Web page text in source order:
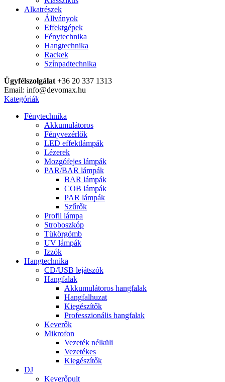
Alkatrészek
Állványok
Effektgépek
Fénytechnika
Hangtechnika
Rackek
Színpadtechnika
Ügyfélszolgálat +36 20 337 1313
Email: info@devomax.hu
Kategóriák
Fénytechnika
Akkumulátoros
Fényvezérlők
LED effektlámpák
Lézerek
Mozgófejes lámpák
PAR/BAR lámpák
BAR lámpák
COB lámpák
PAR lámpák
Szűrők
Profil lámpa
Stroboszkóp
Tükörgömb
UV lámpák
Izzók
Hangtechnika
CD/USB lejátszók
Hangfalak
Akkumulátoros hangfalak
Hangfalhuzat
Kiegészítők
Professzionális hangfalak
Keverők
Mikrofon
Vezeték nélküli
Vezetékes
Kiegészítők
DJ
Keverőpult